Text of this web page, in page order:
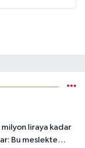
Bu meslekte